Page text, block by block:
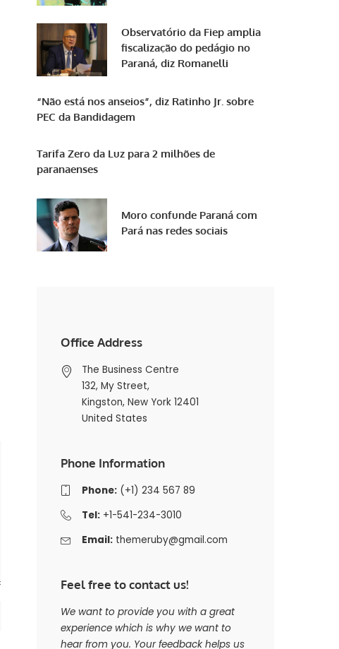
Observatório da Fiep amplia
fiscalização do pedágio no
Paraná, diz Romanelli
“Não está nos anseios”, diz Ratinho Jr. sobre
PEC da Bandidagem
Tarifa Zero da Luz para 2 milhões de
paranaenses
Moro confunde Paraná com
Pará nas redes sociais
Office Address
The Business Centre
132, My Street,
Kingston, New York 12401
United States
Phone Information
Phone:(+1) 234 567 89
Tel:+1-541-234-3010
Email: themeruby@gmail.com
Feel free to contact us!
We want to provide you with a great
experience which is why we want to
hear from you. Your feedback helps us